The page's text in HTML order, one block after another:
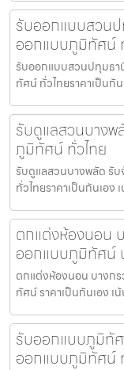
รับออกแบบสวน
ออกแบบภูมิทัศน์
รับออกแบบสวนปทุมธ
ทัศน์ ทั่วไทยราคาเป็นกั
รับดูแลสวนบาง
ภูมิทัศน์ ทั่วไทย
รับดูแลสวนบางพลัด รั
ทั่วไทยราคาเป็นกันเอ
ตกแต่งห้องนอน
ออกแบบภูมิทัศน์
ตกแต่งห้องนอน บางก
ทัศน์ ราคาเป็นกันเอง
รับออกแบบภูมิทั
ออกแบบภูมิทัศน์